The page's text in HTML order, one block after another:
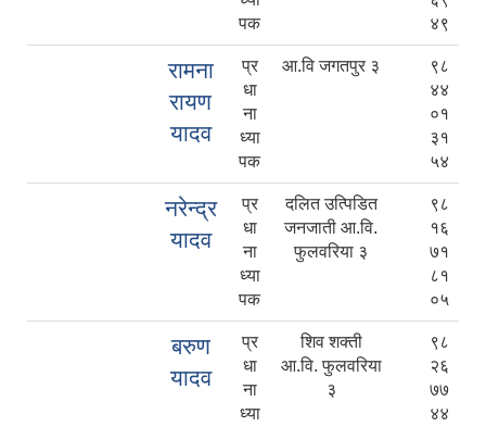
पक
४९
रामना
रायण
यादव
प्र
धा
ना
ध्या
पक
आ.वि जगतपुर ३
९८
४४
०१
३१
५४
नरेन्द्र
यादव
प्र
धा
ना
ध्या
पक
दलित उत्पिडित
जनजाती आ.वि.
फुलवरिया ३
९८
१६
७१
८१
०५
बरुण
यादव
प्र
धा
ना
ध्या
शिव शक्ती
आ.वि. फुलवरिया
३
९८
२६
७७
४४